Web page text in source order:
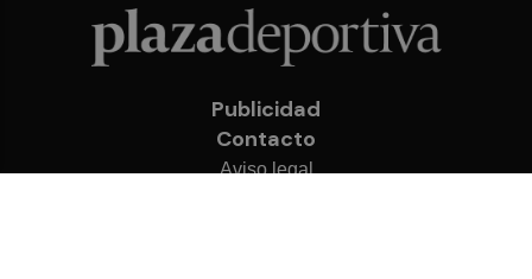
Publicidad
Contacto
Aviso legal